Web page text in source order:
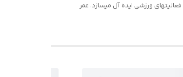
ورزشی ایده آل میسازد. عمر